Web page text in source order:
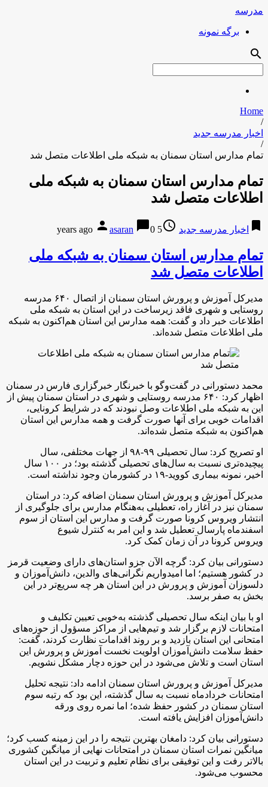
مدرسه
برگه نمونه
search
Home
/
اخبار مدرسه جدید
/
تمام مدارس استان سمنان به شبکه ملی اطلاعات متصل شد
تمام مدارس استان سمنان به شبکه ملی
اطلاعات متصل شد
bookmark اخبار مدرسه جدید access_time
5 years ago
person asaran chat_bubble0
تمام مدارس استان سمنان به شبکه ملی
اطلاعات متصل شد
مدیرکل آموزش و پرورش استان سمنان از اتصال ۶۴۰ مدرسه
روستایی و شهری فاقد زیرساخت در این استان به شبکه ملی
اطلاعات خبر داد و گفت: همه مدارس این استان هم‌اکنون به شبکه
ملی اطلاعات متصل شده‌اند.
محمد دستورانی در گفت‌وگو با خبرنگار خبرگزاری فارس در سمنان
اظهار کرد: ۶۴۰ مدرسه روستایی و شهری در استان سمنان پیش از
این به شبکه ملی اطلاعات وصل نبودند که در شرایط کرونایی،
اقدامات خوبی برای آنها صورت گرفت و همه مدارس این استان
هم‌اکنون به شبکه متصل شده‌اند.
او تصریح کرد: سال تحصیلی ۹۹-۹۸ از جهات مختلفی، سال
پیچیده‌تری نسبت به سال‌های تحصیلی گذشته بود؛ در ۱۰۰ سال
اخیر، نمونه بیماری کووید-۱۹ در کشورمان وجود نداشته است.
مدیرکل آموزش و پرورش استان سمنان اضافه کرد: در استان
سمنان نیز در آغاز راه، تعطیلی به‌هنگام مدارس برای جلوگیری از
انتشار ویروس کرونا صورت گرفت و مدارس این استان از سوم
اسفندماه پارسال تعطیل شد و این امر به کنترل شیوع
ویروس کرونا در آن زمان کمک کرد.
دستورانی بیان کرد: گرچه الآن جزو استان‌های دارای وضعیت قرمز
در کشور هستیم؛ اما امیدواریم نگرانی‌های والدین، دانش‌آموزان و
دلسوزان آموزش و پرورش در این استان هر چه سریع‌تر در این
بخش به صفر برسد.
او با بیان اینکه سال تحصیلی گذشته به‌خوبی تعیین تکلیف و
امتحانات لازم برگزار شد و تیم‌هایی از مراکز مسؤول از حوزه‌های
امتحانی این استان بازدید و بر روند اقدامات نظارت کردند، گفت:
حفظ سلامت دانش‌آموزان اولویت نخست آموزش و پرورش این
استان است و تلاش می‌شود در این حوزه دچار مشکل نشویم.
مدیرکل آموزش و پرورش استان سمنان ادامه داد: نتیجه تحلیل
امتحانات خردادماه نسبت به سال گذشته، این بود که رتبه سوم
استان سمنان در کشور حفظ شده؛ اما نمره روی ورقه
دانش‌آموزان افزایش یافته است.
دستورانی بیان کرد: دامغان بهترین نتیجه را در این زمینه کسب کرد؛
میانگین نمرات استان سمنان در امتحانات نهایی از میانگین کشوری
بالاتر رفت و این توفیقی برای نظام تعلیم و تربیت در این استان
محسوب می‌شود.